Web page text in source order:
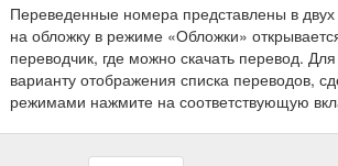
Переведенные номера представлены в
на обложку в режиме «Обложки»
переводчик, где можно скачать перевод.
варианту отображения списка переводов,
режимами нажмите на соответствующую